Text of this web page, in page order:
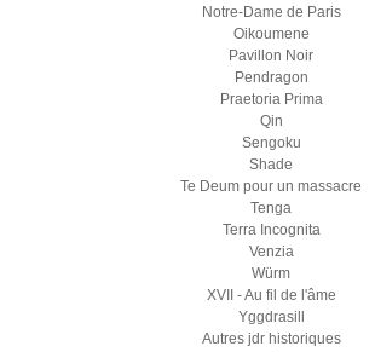
Notre-Dame de Paris
Oikoumene
Pavillon Noir
Pendragon
Praetoria Prima
Qin
Sengoku
Shade
Te Deum pour un massacre
Tenga
Terra Incognita
Venzia
Würm
XVII - Au fil de l'âme
Yggdrasill
Autres jdr historiques